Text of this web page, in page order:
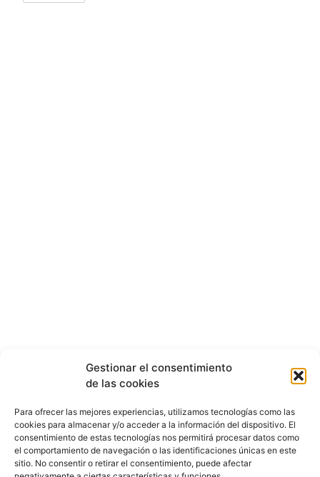
Gestionar el consentimiento
de las cookies
Para ofrecer las mejores experiencias, utilizamos tecnologías como las
cookies para almacenar y/o acceder a la información del dispositivo. El
consentimiento de estas tecnologías nos permitirá procesar datos como
el comportamiento de navegación o las identificaciones únicas en este
sitio. No consentir o retirar el consentimiento, puede afectar